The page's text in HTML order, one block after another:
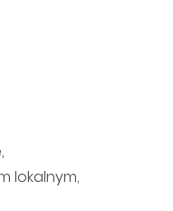
lokalnym,